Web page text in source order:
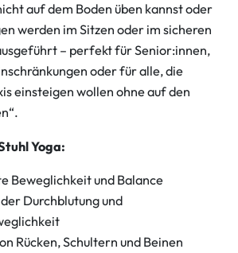
auf dem Boden üben kannst oder
werden im Sitzen oder im sicheren
– perfekt für Senior:innen,
oder für alle, die
einsteigen wollen ohne auf den
Yoga:
Beweglichkeit und Balance
Durchblutung und
Rücken, Schultern und Beinen